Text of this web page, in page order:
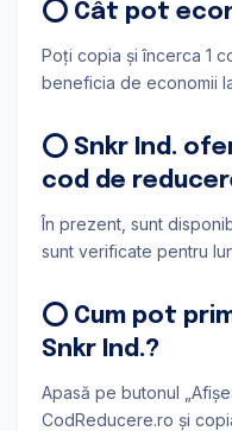
⭕ Cât pot
Poți copia și încerca 1
beneficia de economii
⭕ Snkr Ind.
cod de
În prezent, sunt
sunt verificate pentru
⭕ Cum pot
Snkr Ind.?
Apasă pe butonul
CodReducere.ro și